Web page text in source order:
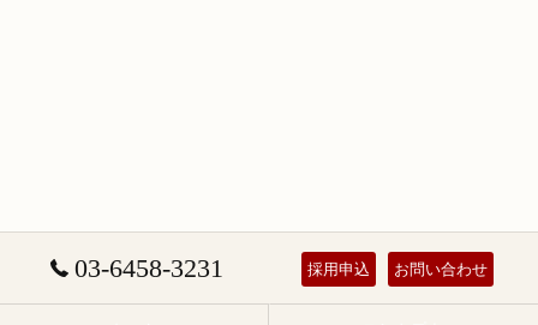
03-6458-3231 採用申込 お問い合わせ